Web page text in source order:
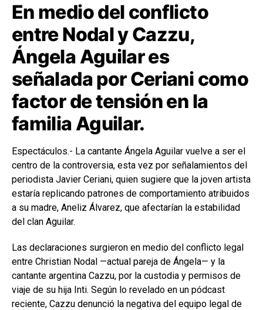
En medio del conflicto
entre Nodal y Cazzu,
Ángela Aguilar es
señalada por Ceriani como
factor de tensión en la
familia Aguilar.
Espectáculos.- La cantante Ángela Aguilar vuelve a ser el
centro de la controversia, esta vez por señalamientos del
periodista Javier Ceriani, quien sugiere que la joven artista
estaría replicando patrones de comportamiento atribuidos
a su madre, Aneliz Álvarez, que afectarían la estabilidad
del clan Aguilar.
Las declaraciones surgieron en medio del conflicto legal
entre Christian Nodal —actual pareja de Ángela— y la
cantante argentina Cazzu, por la custodia y permisos de
viaje de su hija Inti. Según lo revelado en un pódcast
reciente, Cazzu denunció la negativa del equipo legal de